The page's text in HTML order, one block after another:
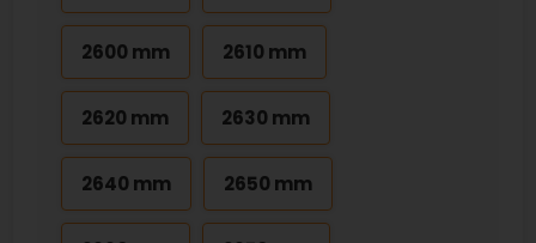
2600 mm 2610 mm
2620 mm 2630 mm
2640 mm 2650 mm